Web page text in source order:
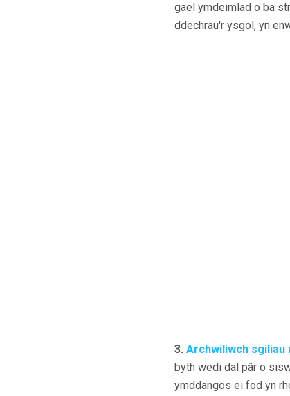
gael ymdeimlad o ba
ddechrau'r ysgol, yn
3. Archwiliwch sgiliau
byth wedi dal pâr o
ymddangos ei fod yn